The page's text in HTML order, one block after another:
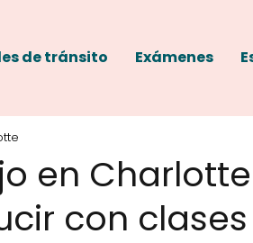
de tránsito Exámenes
en
con